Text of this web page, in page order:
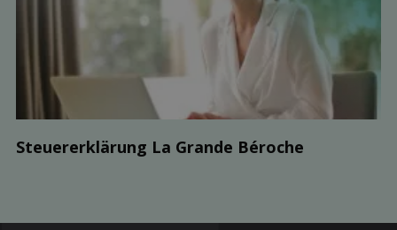
Steuer­erklärung La Grande Béroche